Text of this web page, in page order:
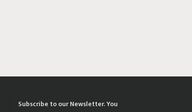
Subscribe to our Newsletter. You